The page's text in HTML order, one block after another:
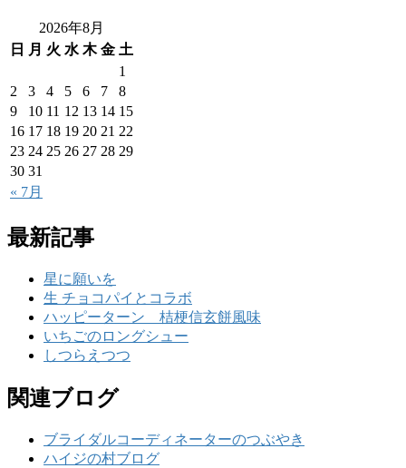
2026年8月
日
月 火 水 木 金 土
« 7月
1
2
3 4 5 6 7
8
9
10 11 12 13 14 15
16 17 18 19 20 21 22
23 24 25 26 27 28 29
30 31
最新記事
星に願いを
生 チョコパイとコラボ
ハッピーターン 桔梗信玄餅風味
いちごのロングシュー
しつらえつつ
関連ブログ
ブライダルコーディネーターのつぶやき
ハイジの村ブログ